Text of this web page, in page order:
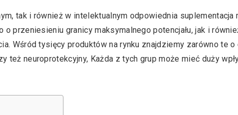
tak i również w intelektualnym odpowiednia suplementacja
o przeniesieniu granicy maksymalnego potencjału, jak i
Wśród tysięcy produktów na rynku znajdziemy zarówno te o
też neuroprotekcyjny, Każda z tych grup może mieć duży